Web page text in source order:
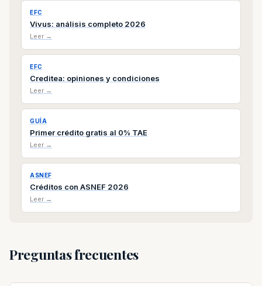
EFC
Vivus: análisis completo 2026
Leer →
EFC
Creditea: opiniones y condiciones
Leer →
GUÍA
Primer crédito gratis al 0% TAE
Leer →
ASNEF
Créditos con ASNEF 2026
Leer →
Preguntas frecuentes